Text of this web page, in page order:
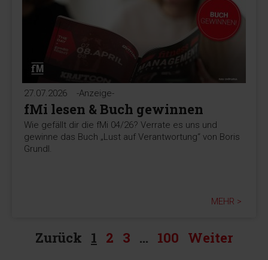
27.07.2026 -Anzeige-
fMi lesen & Buch gewinnen
Wie gefällt dir die fMi 04/26? Verrate es uns und
gewinne das Buch „Lust auf Verantwortung“ von Boris
Grundl.
MEHR >
Zurück 1 2 3 … 100 Weiter